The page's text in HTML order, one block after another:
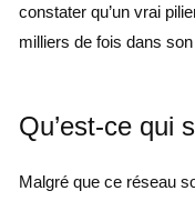
constater qu’un vrai
milliers de fois dans
Qu’est-ce qui
Malgré que ce réseau